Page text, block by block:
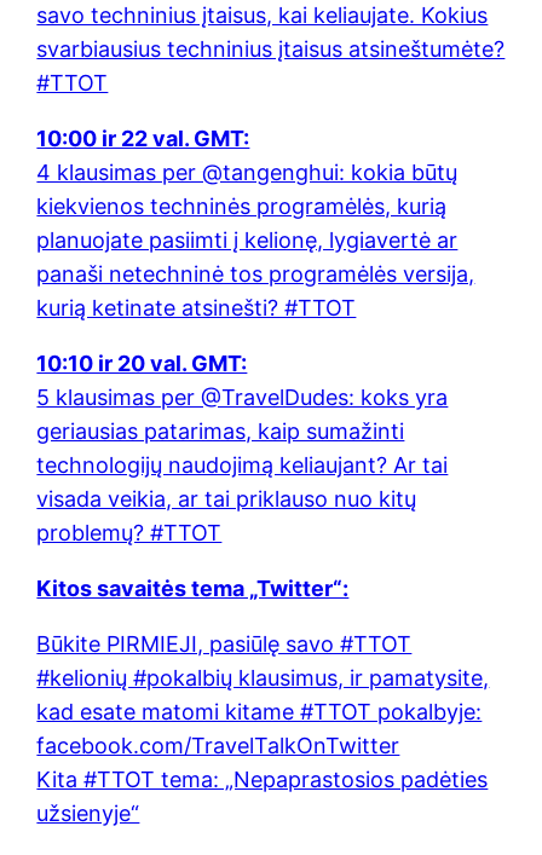
savo techninius įtaisus, kai keliaujate. Kokius
svarbiausius techninius įtaisus atsineštumėte?
#TTOT
10:00 ir 22 val. GMT:
4 klausimas per @tangenghui: kokia būtų
kiekvienos techninės programėlės, kurią
planuojate pasiimti į kelionę, lygiavertė ar
panaši netechninė tos programėlės versija,
kurią ketinate atsinešti? #TTOT
10:10 ir 20 val. GMT:
5 klausimas per @TravelDudes: koks yra
geriausias patarimas, kaip sumažinti
technologijų naudojimą keliaujant? Ar tai
visada veikia, ar tai priklauso nuo kitų
problemų? #TTOT
Kitos savaitės tema „Twitter“:
Būkite PIRMIEJI, pasiūlę savo #TTOT
#kelionių #pokalbių klausimus, ir pamatysite,
kad esate matomi kitame #TTOT pokalbyje:
facebook.com/TravelTalkOnTwitter
Kita #TTOT tema: „Nepaprastosios padėties
užsienyje“